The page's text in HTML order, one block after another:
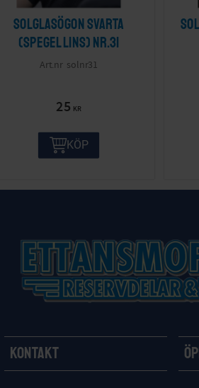
Solglasögon svarta
(spegel lins) nr.31
solnr31
25 KR
KÖP
Kontakt